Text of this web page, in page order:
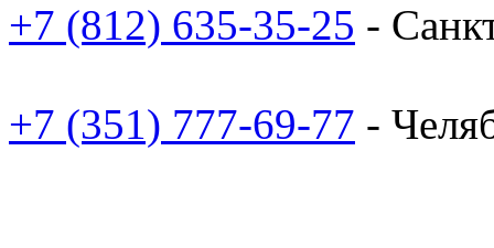
+7 (812) 635-35-25 -
+7 (351) 777-69-77 -